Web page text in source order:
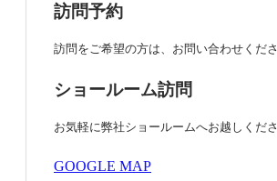
訪問予約
訪問をご希望の方は、お問い合わせくださ
ショールーム訪問
お気軽に弊社ショールームへお越しくださ
GOOGLE MAP